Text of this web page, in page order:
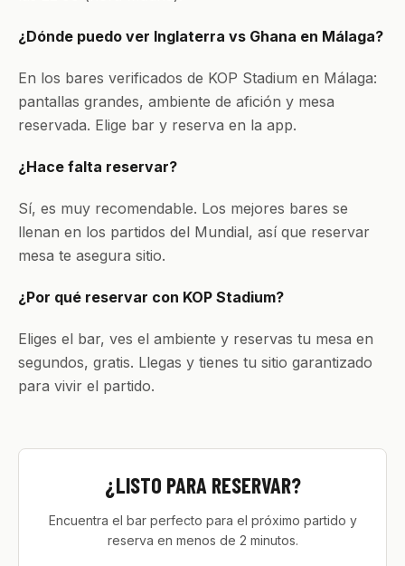
¿Dónde puedo ver Inglaterra vs Ghana en Málaga?
En los bares verificados de KOP Stadium en Málaga:
pantallas grandes, ambiente de afición y mesa
reservada. Elige bar y reserva en la app.
¿Hace falta reservar?
Sí, es muy recomendable. Los mejores bares se
llenan en los partidos del Mundial, así que reservar
mesa te asegura sitio.
¿Por qué reservar con KOP Stadium?
Eliges el bar, ves el ambiente y reservas tu mesa en
segundos, gratis. Llegas y tienes tu sitio garantizado
para vivir el partido.
¿LISTO PARA RESERVAR?
Encuentra el bar perfecto para el próximo partido y
reserva en menos de 2 minutos.